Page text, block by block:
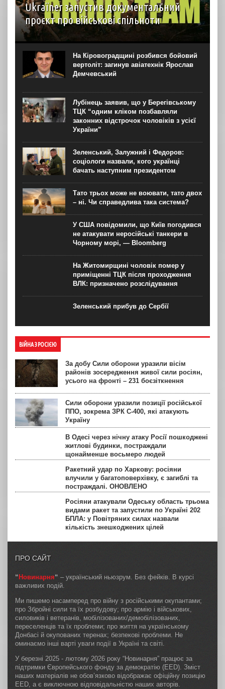
Ukraїner запустив документальний
проєкт про військові спільноти
На YouTube-каналі Ukraїner W відбулася прем’єра
першої серії нового документального проєкту “Мілітарі
спільноти”. Про це “Новинарні” повідомили в Ukraїner.
“Кожна серія присвячена окремій спільноті — її історії,
цінностям, внутрішній...
На Кіровоградщині розбився бойовий
вертоліт: загинув авіатехнік Ярослав
Демчевський
Лубінець заявив, що у Берегівському
ТЦК “одним кліком позбавляли
законних відстрочок чоловіків з усієї
України”
Зеленський, Залужний і Федоров:
соціологи назвали, кого українці
бачать наступним президентом
Тато трьох може не воювати, тато двох
– ні. Чи справедлива така система?
У США повідомили, що Київ погодився
не атакувати неросійські танкери в
Чорному морі, — Bloomberg
На Житомирщині чоловік помер у
приміщенні ТЦК після проходження
ВЛК: призначено розслідування
Зеленський прибув до Сербії
ВІЙНА З РОСІЄЮ
За добу Сили оборони уразили вісім
районів зосередження живої сили росіян,
усього на фронті – 231 боєзіткнення
Сили оборони уразили позиції російської
ППО, зокрема ЗРК С-400, які атакують
Україну
В Одесі через нічну атаку Росії пошкоджені
житлові будинки, постраждали
щонайменше восьмеро людей
Ракетний удар по Харкову: росіяни
влучили у багатоповерхівку, є загиблі та
постраждалі. ОНОВЛЕНО
Росіяни атакували Одеську область трьома
видами ракет та запустили по Україні 202
БПЛА: у Повітряних силах назвали
кількість знешкоджених цілей
ПРО САЙТ
“ Новинарня“ – український ньюзрум. Без фейків. В курсі
важливих подій.
Ми пишемо насамперед про війну з російськими окупантами;
про Збройні сили та їх розбудову; про армію і військових,
силовиків і ветеранів, мобілізованих/демобілізованих,
переселенців та їх проблеми; про життя на українському
Донбасі й окупованих теренах; безпекові проблеми. Не
оминаємо інші варті уваги події в Україні та світі.
У березні 2025 - лютому 2026 року “Новинарня” працює за
підтримки Європейського фонду за демократію (EED). Зміст
наших матеріалів не обов’язково відображає офіційну позицію
EED, а є виключною відповідальністю наших авторів.